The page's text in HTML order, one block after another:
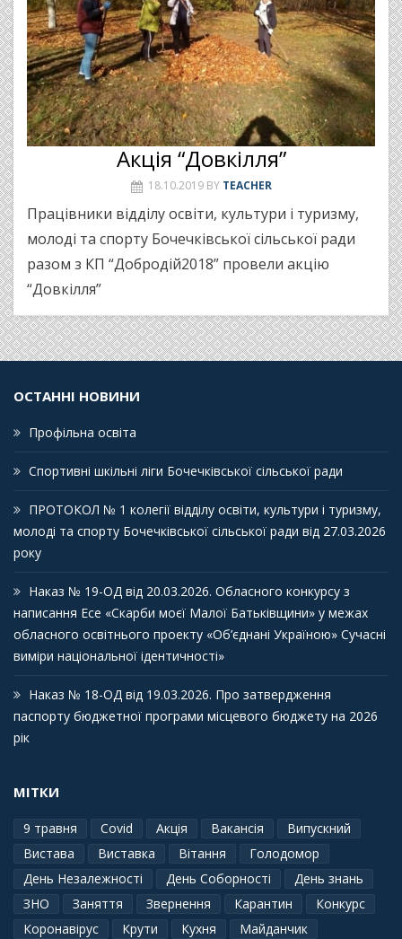
Акція “Довкілля”
18.10.2019 BY TEACHER
Працівники відділу освіти, культури і туризму,
молоді та спорту Бочечківської сільської ради
разом з КП “Добродій2018” провели акцію
“Довкілля”
ОСТАННІ НОВИНИ
Профільна освіта
Спортивні шкільні ліги Бочечківської сільської ради
ПРОТОКОЛ № 1 колегії відділу освіти, культури і туризму,
молоді та спорту Бочечківської сільської ради від 27.03.2026
року
Наказ № 19-ОД від 20.03.2026. Обласного конкурсу з
написання Есе «Скарби моєї Малої Батьківщини» у межах
обласного освітнього проекту «Об’єднані Україною» Сучасні
виміри національної ідентичності»
Наказ № 18-ОД від 19.03.2026. Про затвердження
паспорту бюджетної програми місцевого бюджету на 2026
рік
МІТКИ
9 травня Covid Акція Вакансія
Випускний
Вистава
Виставка Вітання
Голодомор
День Незалежності
День Соборності
День знань
ЗНО
Заняття Звернення Карантин
Конкурс
Коронавірус
Крути Кухня
Майданчик